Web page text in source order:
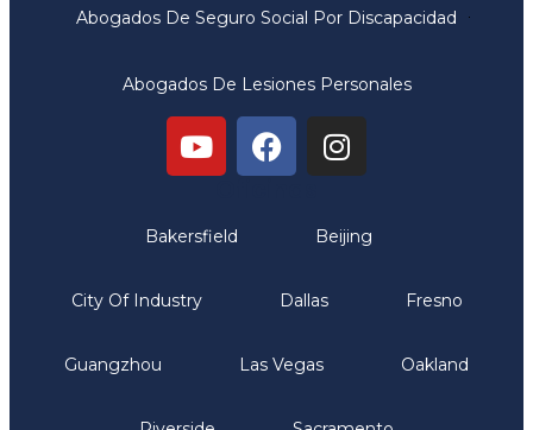
Abogados De Seguro Social Por Discapacidad
Abogados De Lesiones Personales
Bakersfield Beijing
City Of Industry Dallas Fresno
Guangzhou Las Vegas Oakland